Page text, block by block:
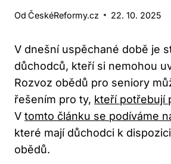
Od ČeskéReformy.cz 22. 10. 2025
V dnešní uspěchané době je
důchodců, kteří si nemohou
Rozvoz obědů pro seniory
řešením pro ty, kteří potřebují
V tomto článku se podíváme
které mají důchodci k
obědů.